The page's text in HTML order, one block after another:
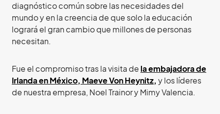
diagnóstico común sobre las necesidades del
mundo y en la creencia de que solo la educación
logrará el gran cambio que millones de personas
necesitan.
Fue el compromiso tras la visita de la embajadora de
Irlanda en México, Maeve Von Heynitz, y los líderes
de nuestra empresa, Noel Trainor y Mimy Valencia.